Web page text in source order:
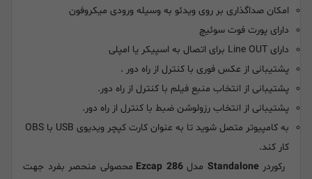
امکان صداگذاری بر روی ویدئو به وسیله ورودی میکروفون
دارای پورت فوت سوئیچ
دارای Line OUT برای اتصال به اسپیکر یا امپلی
پشتیبانی از عکس فوری با کنترل از راه دور .
پشتیبانی از انتخاب منبع فیلم با کنترل از راه دور.
پشتیبانی از انتخاب رزولوشن ضبط با کنترل از راه دور.
به کامپیوتر متصل شوید تا به عنوان کارت کپچر ویدیوی USB با OBS
کار کند.
رکوردر Standalone مدلEzcap 286 محصولی منحصر بفرد جهت